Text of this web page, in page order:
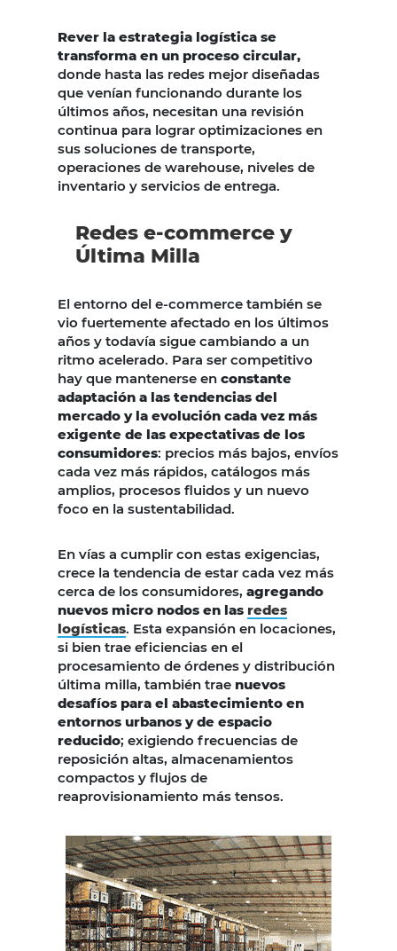
Rever la estrategia logística se
transforma en un proceso circular,
donde hasta las redes mejor diseñadas
que venían funcionando durante los
últimos años, necesitan una revisión
continua para lograr optimizaciones en
sus soluciones de transporte,
operaciones de warehouse, niveles de
inventario y servicios de entrega.
Redes e-commerce y
Última Milla
El entorno del e-commerce también se
vio fuertemente afectado en los últimos
años y todavía sigue cambiando a un
ritmo acelerado. Para ser competitivo
hay que mantenerse en constante
adaptación a las tendencias del
mercado y la evolución cada vez más
exigente de las expectativas de los
consumidores: precios más bajos, envíos
cada vez más rápidos, catálogos más
amplios, procesos fluidos y un nuevo
foco en la sustentabilidad.
En vías a cumplir con estas exigencias,
crece la tendencia de estar cada vez más
cerca de los consumidores, agregando
nuevos micro nodos en las redes
logísticas. Esta expansión en locaciones,
si bien trae eficiencias en el
procesamiento de órdenes y distribución
última milla, también trae nuevos
desafíos para el abastecimiento en
entornos urbanos y de espacio
reducido; exigiendo frecuencias de
reposición altas, almacenamientos
compactos y flujos de
reaprovisionamiento más tensos.